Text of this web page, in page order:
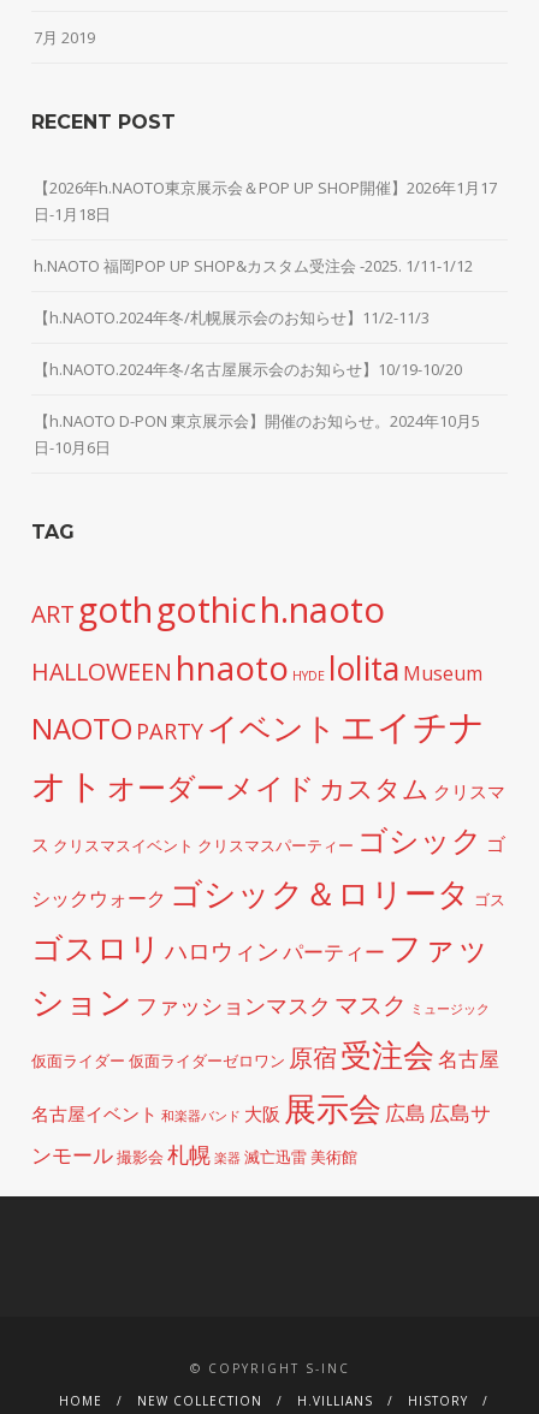
7月 2019
RECENT POST
【2026年h.NAOTO東京展示会＆POP UP SHOP開催】2026年1月17
日-1月18日
h.NAOTO 福岡POP UP SHOP&カスタム受注会 -2025. 1/11-1/12
【h.NAOTO.2024年冬/札幌展示会のお知らせ】11/2-11/3
【h.NAOTO.2024年冬/名古屋展示会のお知らせ】10/19-10/20
【h.NAOTO D-PON 東京展示会】開催のお知らせ。2024年10月5
日-10月6日
TAG
ART gothgothich.naoto
HALLOWEEN hnaoto HYDE lolita Museum
NAOTO PARTY イベント エイチナ
オト オーダーメイド カスタム クリスマ
ス クリスマスイベント クリスマスパーティー ゴシック ゴ
シックウォーク ゴシック＆ロリータ ゴス
ゴスロリ ハロウィンパーティー ファッ
ション ファッションマスク マスク ミュージック
仮面ライダー 仮面ライダーゼロワン 原宿受注会名古屋
名古屋イベント 和楽器バンド 大阪 展示会 広島 広島サ
ンモール撮影会 札幌 楽器 滅亡迅雷美術館
© COPYRIGHT S-INC
HOME
NEW COLLECTION H.VILLIANS
HISTORY